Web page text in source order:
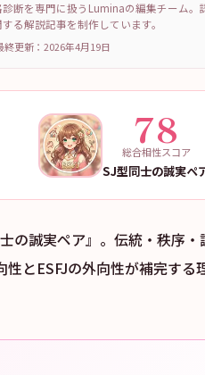
断を専門に扱うLuminaの編集チーム。
る解説記事を制作しています。
終更新： 2026年4月19日
78
総合相性スコア
SJ型同士の誠実ペ
の誠実ペア』。伝統・秩序
性とESFJの外向性が補完す